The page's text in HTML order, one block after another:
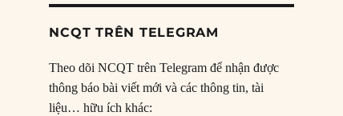
NCQT TRÊN TELEGRAM
Theo dõi NCQT trên Telegram để nhận được
thông báo bài viết mới và các thông tin, tài
liệu… hữu ích khác: